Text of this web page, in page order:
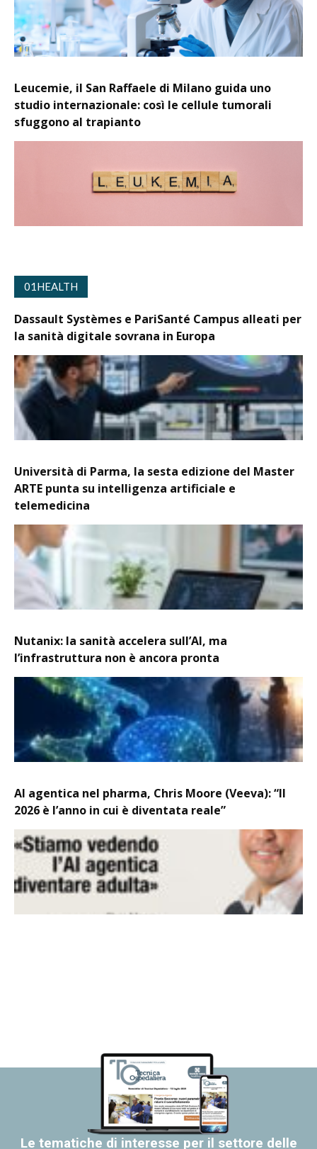
Leucemie, il San Raffaele di Milano guida uno
studio internazionale: così le cellule tumorali
sfuggono al trapianto
01HEALTH
Dassault Systèmes e PariSanté Campus alleati per
la sanità digitale sovrana in Europa
Università di Parma, la sesta edizione del Master
ARTE punta su intelligenza artificiale e
telemedicina
Nutanix: la sanità accelera sull’AI, ma
l’infrastruttura non è ancora pronta
AI agentica nel pharma, Chris Moore (Veeva): “Il
2026 è l’anno in cui è diventata reale”
Le tematiche di interesse per il settore delle